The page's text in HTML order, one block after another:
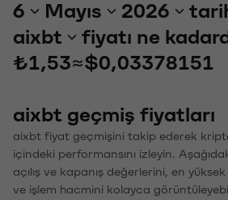
6 Mayıs 2026
aixbt
fiyatı ne
₺1,53≈$0,03378151
aixbt geçmiş fiyatları
aixbt fiyat geçmişini takip ederek
içindeki performansını izleyin.
açılış ve kapanış değerlerini, en
ve işlem hacmini kolayca